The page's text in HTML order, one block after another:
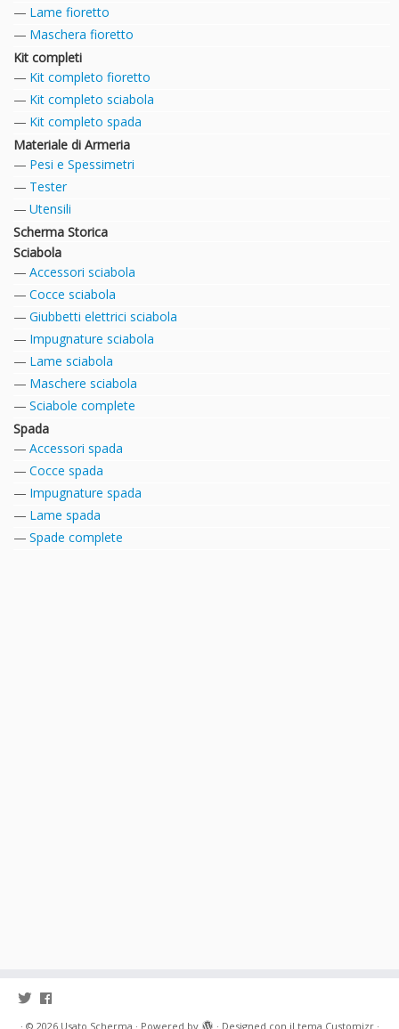
Lame fioretto
Maschera fioretto
Kit completi
Kit completo fioretto
Kit completo sciabola
Kit completo spada
Materiale di Armeria
Pesi e Spessimetri
Tester
Utensili
Scherma Storica
Sciabola
Accessori sciabola
Cocce sciabola
Giubbetti elettrici sciabola
Impugnature sciabola
Lame sciabola
Maschere sciabola
Sciabole complete
Spada
Accessori spada
Cocce spada
Impugnature spada
Lame spada
Spade complete
· © 2026 Usato Scherma · Powered by · Designed con il tema Customizr·